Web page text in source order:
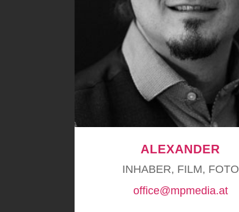
ALEXANDER
INHABER, FILM, FOTO
office@mpmedia.at